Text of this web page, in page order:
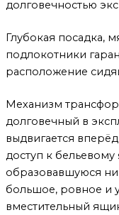
долговечностью
Глубокая посадка,
подлокотники
расположение
Механизм
долговечный в
выдвигается
доступ к
образовавшуюся
большое, ровное и
вместительный